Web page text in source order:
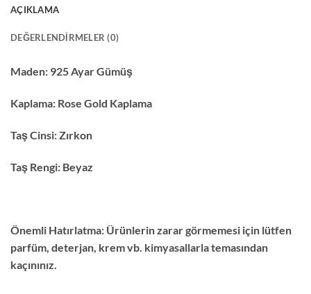
AÇIKLAMA
DEĞERLENDIRMELER (0)
Maden: 925 Ayar Gümüş
Kaplama: Rose Gold Kaplama
Taş Cinsi:Zırkon
Taş Rengi: Beyaz
Önemli Hatırlatma: Ürünlerin zarar görmemesi için lütfen
parfüm, deterjan, krem vb. kimyasallarla temasından
kaçınınız.